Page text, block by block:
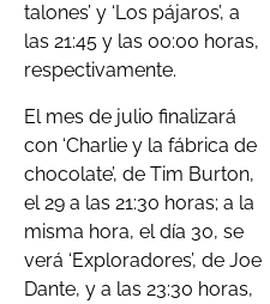
talones’ y ‘Los pájaros’, a
las 21:45 y las 00:00 horas,
respectivamente.
El mes de julio finalizará
con ‘Charlie y la fábrica de
chocolate’, de Tim Burton,
el 29 a las 21:30 horas; a la
misma hora, el día 30, se
verá ‘Exploradores’, de Joe
Dante, y a las 23:30 horas,